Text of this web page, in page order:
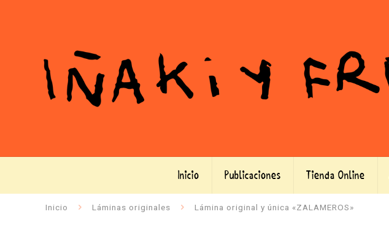
Inicio Publicaciones Tienda Online
Inicio Láminas originales Lámina original y única «ZALAMEROS»